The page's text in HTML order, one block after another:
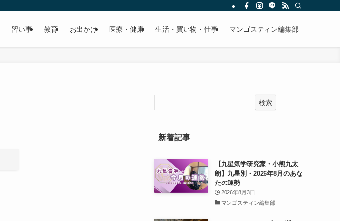
習い事 教育 お出かけ 医療・健康 生活・買い物・仕事 マンゴスティン編集部
検索
新着記事
【九星気学研究家・小熊九太
朗】九星別・2026年8月のあな
たの運勢
2026年8月3日
マンゴスティン編集部